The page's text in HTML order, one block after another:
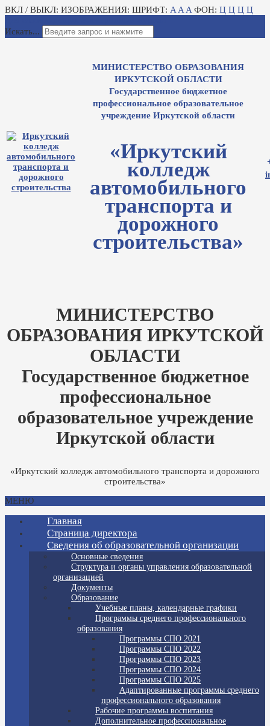
ВКЛ / ВЫКЛ: ИЗОБРАЖЕНИЯ: ШРИФТ: A A A ФОН: Ц Ц Ц Ц
Искать...
МИНИСТЕРСТВО ОБРАЗОВАНИЯ
ИРКУТСКОЙ ОБЛАСТИ
Государственное бюджетное
профессиональное образовательное
учреждение Иркутской области
«Иркутский
колледж
автомобильного
транспорта и
дорожного
строительства»
МИНИСТЕРСТВО
ОБРАЗОВАНИЯ ИРКУТСКОЙ
ОБЛАСТИ
Государственное бюджетное
профессиональное
образовательное учреждение
Иркутской области
«Иркутский колледж автомобильного транспорта и дорожного
строительства»
МЕНЮ
Главная
Страница директора
Сведения об образовательной организации
Основные сведения
Структура и органы управления образовательной
организацией
Документы
Образование
Учебные планы, календарные графики
Программы среднего профессионального
образования
Программы СПО 2021
Программы СПО 2022
Программы СПО 2023
Программы СПО 2024
Программы СПО 2025
Адаптированные программы среднего
профессионального образования
Рабочие программы воспитания
Дополнительное профессиональное